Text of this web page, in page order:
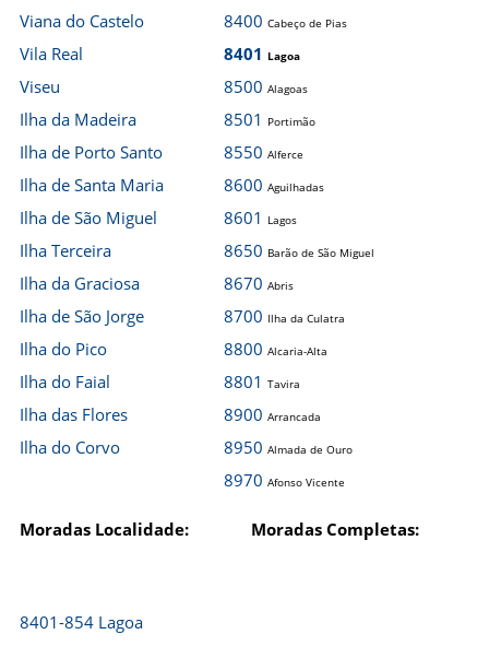
Viana do Castelo
Vila Real
Viseu
Ilha da Madeira
Ilha de Porto Santo
Ilha de Santa Maria
Ilha de São Miguel
Ilha Terceira
Ilha da Graciosa
Ilha de São Jorge
Ilha do Pico
Ilha do Faial
Ilha das Flores
Ilha do Corvo
8400 Cabeço de Pias
8401 Lagoa
8500 Alagoas
8501 Portimão
8550 Alferce
8600 Aguilhadas
8601 Lagos
8650 Barão de São Miguel
8670 Abris
8700 Ilha da Culatra
8800 Alcaria-Alta
8801 Tavira
8900 Arrancada
8950 Almada de Ouro
8970 Afonso Vicente
Moradas Localidade: Moradas Completas:
8401-854 Lagoa